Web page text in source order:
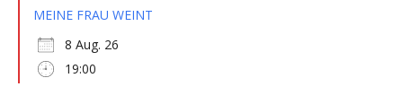
MEINE FRAU WEINT
8 Aug. 26
19:00